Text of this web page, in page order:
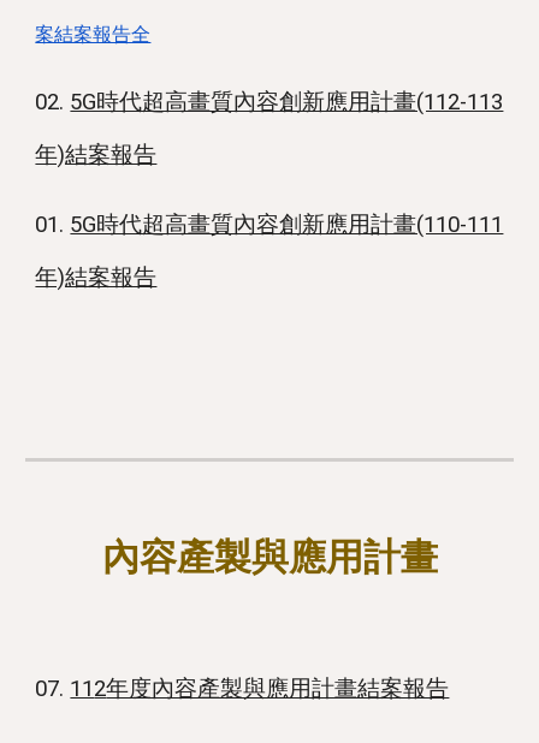
案結案報告全
02. 5G時代超高畫質內容創新應用計畫(112-113
年)結案報告
01. 5G時代超高畫質內容創新應用計畫(110-111
年)結案報告
內容產製與應用計畫
07. 112年度內容產製與應用計畫結案報告